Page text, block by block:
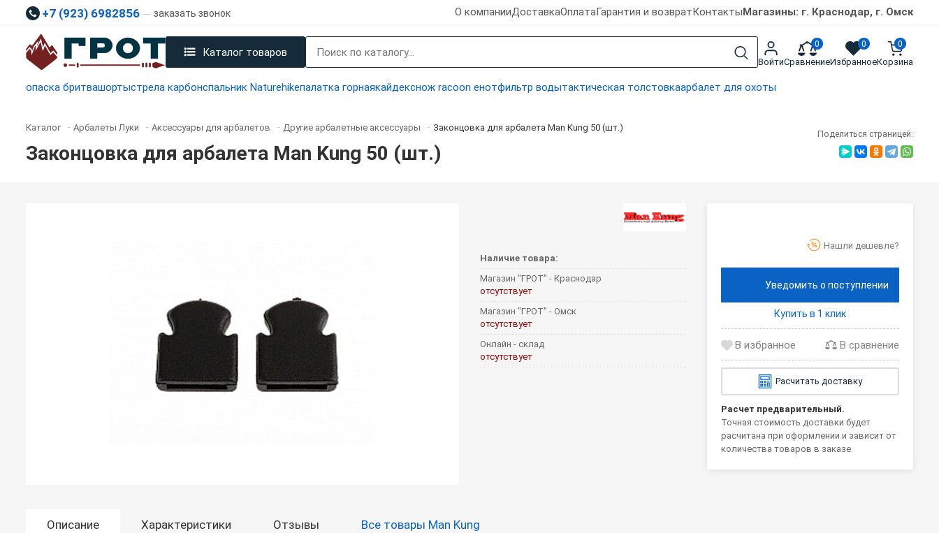
+7 (923) 6982856 заказать звонок О компанииДоставкаОплатаГарантия и возвратКонтактыМагазины: г. Краснодар, г. Омск
Каталог товаров
Войти
0
Сравнение
0
Избранное
0
Корзина
опаска бритвашортыстрела карбонспальник Naturehikeпалатка горнаякайдекснож racoon енотфильтр водытактическая толстовкаарбалет для охоты
Каталог - Арбалеты Луки - Аксессуары для арбалетов - Другие арбалетные аксессуары - Законцовка для арбалета Man Kung 50 (шт.)
Законцовка для арбалета Man Kung 50 (шт.)
Поделиться страницей:
Наличие товара:
Магазин "ГРОТ" - Краснодар
отсутствует
Магазин "ГРОТ" - Омск
отсутствует
Онлайн - склад
отсутствует
Нашли дешевле?
Уведомить о поступлении
Купить в 1 клик
В сравнение
Расчитать доставку
Расчет предварительный.
Точная стоимость доставки будет
расчитана при оформлении и зависит от
количества товаров в заказе.
Описание Характеристики Отзывы Все товары Man Kung